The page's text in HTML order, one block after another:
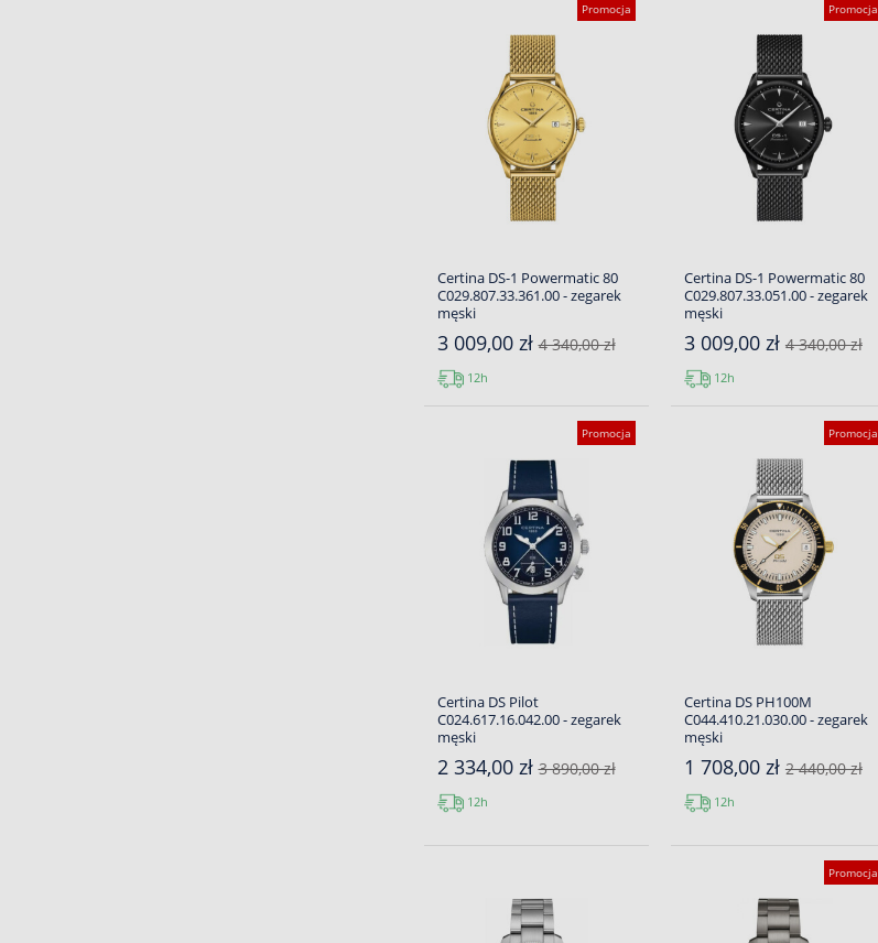
Promocja
Certina DS-1 Powermatic 80
C029.807.33.361.00 - zegarek
męski
3 009,00 zł4 340,00 zł
12h
Promocja
Certina DS-1 Powermatic 80
C029.807.33.051.00 - zegarek
męski
3 009,00 zł 4 340,00 zł
12h
Promocja
Certina DS Pilot
C024.617.16.042.00 - zegarek
męski
2 334,00 zł3 890,00 zł
12h
Promocja
Certina DS PH100M
C044.410.21.030.00 - zegarek
męski
1 708,00 zł 2 440,00 zł
12h
Promocja